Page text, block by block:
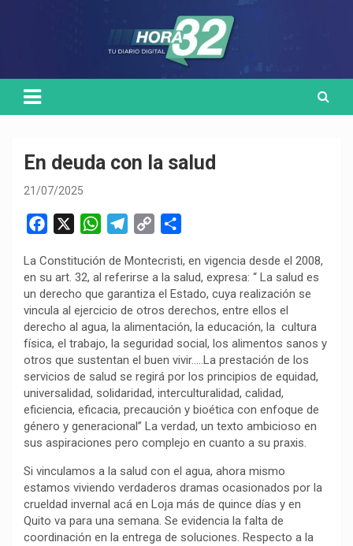
En deuda con la salud
21/07/2025
c
e
b
o
o
k
W
a
s
A
p
p
l
e
g
r
a
m
p
y
L
i
n
k
m
p
a
r
t
i
r
La Constitución de Montecristi, en vigencia desde el 2008,
en su art. 32, al referirse a la salud, expresa: “ La salud es
un derecho que garantiza el Estado, cuya realización se
vincula al ejercicio de otros derechos, entre ellos el
derecho al agua, la alimentación, la educación, la cultura
física, el trabajo, la seguridad social, los alimentos sanos y
otros que sustentan el buen vivir…..La prestación de los
servicios de salud se regirá por los principios de equidad,
universalidad, solidaridad, interculturalidad, calidad,
eficiencia, eficacia, precaución y bioética con enfoque de
género y generacional” La verdad, un texto ambicioso en
sus aspiraciones pero complejo en cuanto a su praxis.
Si vinculamos a la salud con el agua, ahora mismo
estamos viviendo verdaderos dramas ocasionados por la
crueldad invernal acá en Loja más de quince días y en
Quito va para una semana. Se evidencia la falta de
coordinación en la entrega de soluciones. Respecto a la